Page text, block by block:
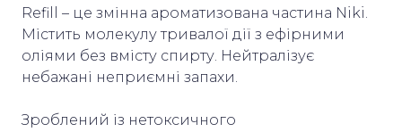
Refill – це змінна ароматизована частина Niki.
Містить молекулу тривалої дії з ефірними
оліями без вмісту спирту. Нейтралізує
небажані неприємні запахи.
Зроблений із нетоксичного